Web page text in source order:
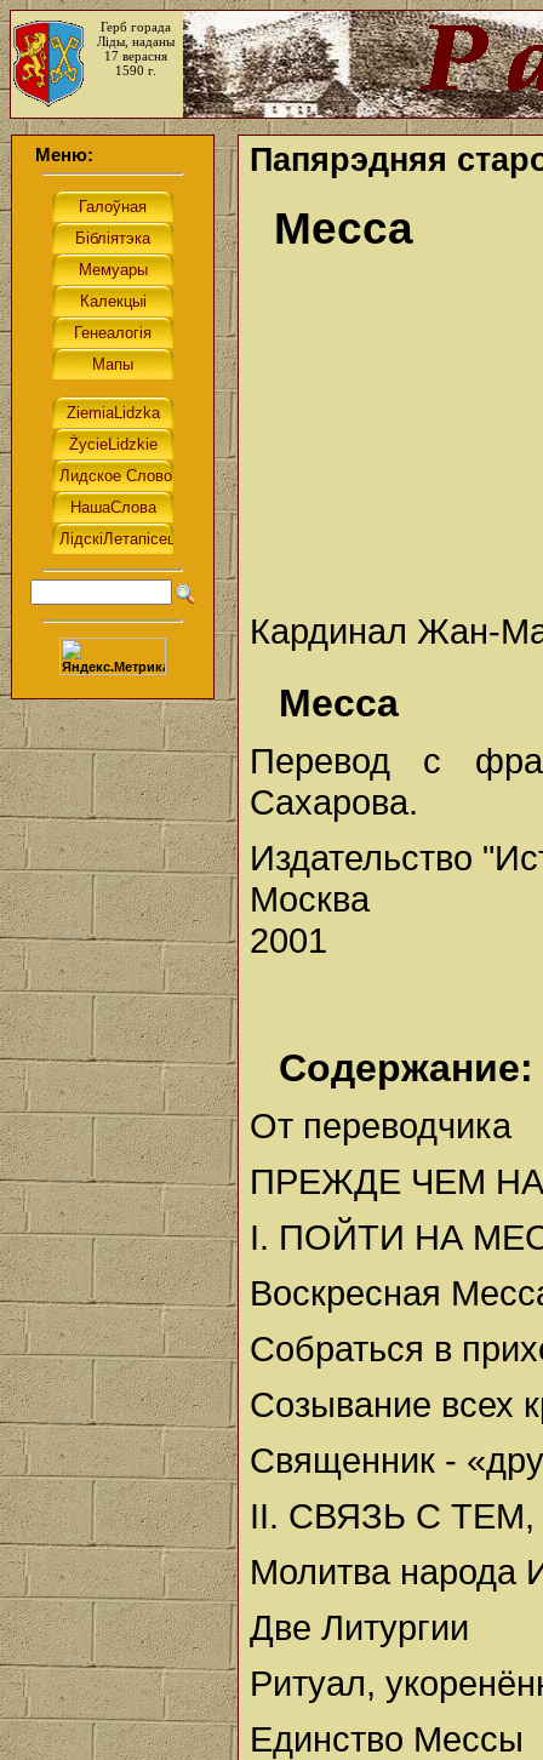
Герб горада
Ліды, наданы
17 верасня
1590 г.
Меню: Папярэдняя
Месса
Кардинал Жан-
Месса
Перевод с
Сахарова.
Издательство
Москва
2001
Содержание:
От переводчика
ПРЕЖДЕ ЧЕМ
I. ПОЙТИ НА
Воскресная
Собраться в
Созывание всех
Священник -
II. СВЯЗЬ С
Молитва народа
Две Литургии
Ритуал,
Единство Мессы